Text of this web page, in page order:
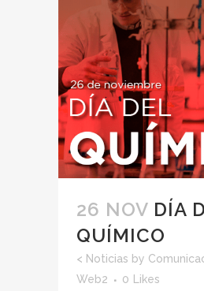
26 NOV DÍA
QUÍMICO
< Noticias by
Web2
0 Likes